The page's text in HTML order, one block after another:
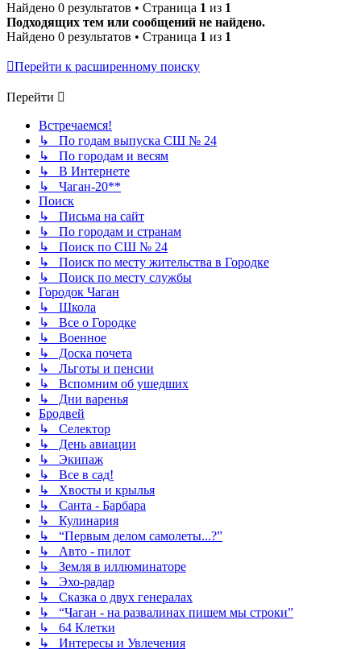
Найдено 0 результатов • Страница 1 из 1
Подходящих тем или сообщений не найдено.
Найдено 0 результатов • Страница 1 из 1
Перейти к расширенному поиску
Перейти
Встречаемся!
↳ По годам выпуска СШ № 24
↳ По городам и весям
↳ В Интернете
↳ Чаган-20**
Поиск
↳ Письма на сайт
↳ По городам и странам
↳ Поиск по СШ № 24
↳ Поиск по месту жительства в Городке
↳ Поиск по месту службы
Городок Чаган
↳ Школа
↳ Все о Городке
↳ Военное
↳ Доска почета
↳ Льготы и пенсии
↳ Вспомним об ушедших
↳ Дни варенья
Бродвей
↳ Селектор
↳ День авиации
↳ Экипаж
↳ Все в сад!
↳ Хвосты и крылья
↳ Санта - Барбара
↳ Кулинария
↳ “Первым делом самолеты...?”
↳ Авто - пилот
↳ Земля в иллюминаторе
↳ Эхо-радар
↳ Сказка о двух генералах
↳ “Чаган - на развалинах пишем мы строки”
↳ 64 Клетки
↳ Интересы и Увлечения